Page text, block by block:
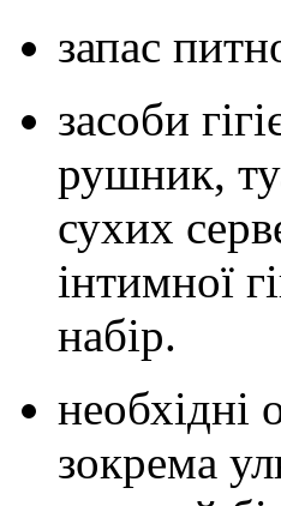
запас
засоби
рушник,
сухих
інтимної
набір.
необхідні
зокрема